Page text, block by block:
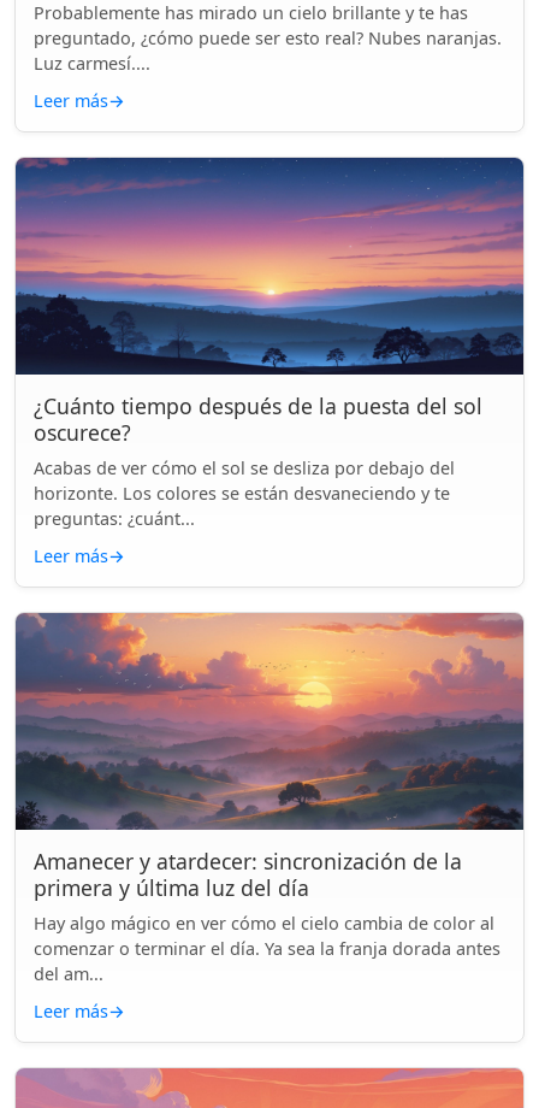
Probablemente has mirado un cielo brillante y te has
preguntado, ¿cómo puede ser esto real? Nubes naranjas.
Luz carmesí....
Leer más→
¿Cuánto tiempo después de la puesta del sol
oscurece?
Acabas de ver cómo el sol se desliza por debajo del
horizonte. Los colores se están desvaneciendo y te
preguntas: ¿cuánt...
Leer más→
Amanecer y atardecer: sincronización de la
primera y última luz del día
Hay algo mágico en ver cómo el cielo cambia de color al
comenzar o terminar el día. Ya sea la franja dorada antes
del am...
Leer más→